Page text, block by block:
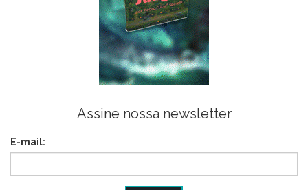
Assine nossa newsletter
E-mail: